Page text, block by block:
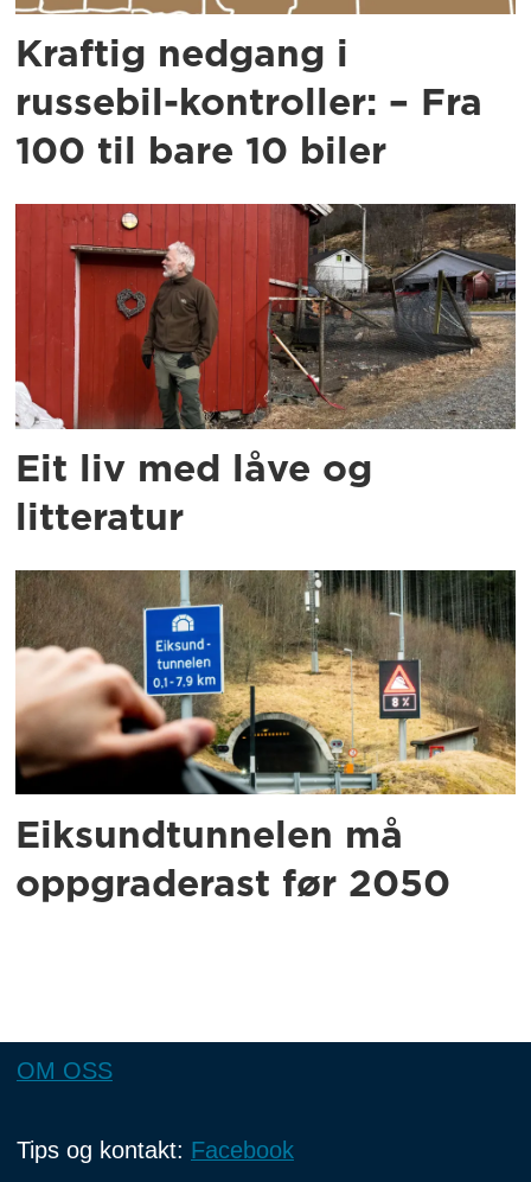
Kraftig nedgang i
russebil-kontroller: – Fra
100 til bare 10 biler
Eit liv med låve og
litteratur
Eiksundtunnelen må
oppgraderast før 2050
OM OSS
Tips og kontakt: Facebook